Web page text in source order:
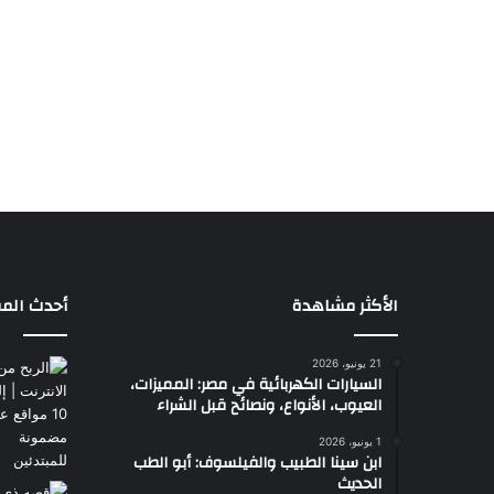
الأكثر مشاهدة
21 يونيو، 2026
السيارات الكهربائية في مصر: المميزات،
العيوب، الأنواع، ونصائح قبل الشراء
1 يونيو، 2026
ابن سينا الطبيب والفيلسوف: أبو الطب
الحديث
أحدث